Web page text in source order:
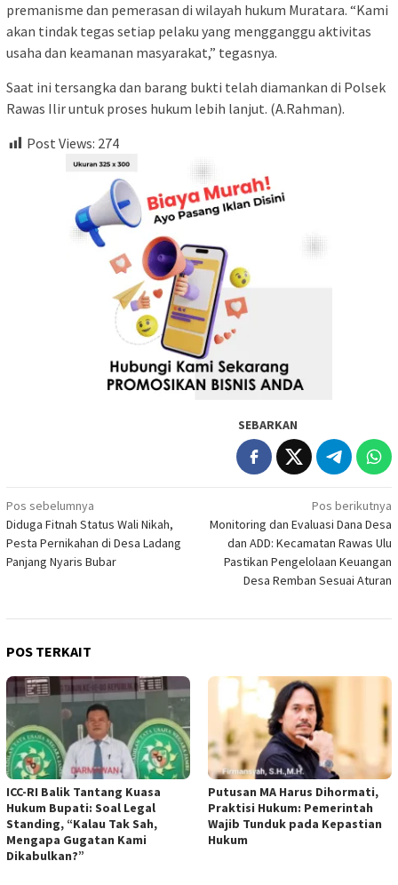
premanisme dan pemerasan di wilayah hukum Muratara. “Kami
akan tindak tegas setiap pelaku yang mengganggu aktivitas
usaha dan keamanan masyarakat,” tegasnya.
Saat ini tersangka dan barang bukti telah diamankan di Polsek
Rawas Ilir untuk proses hukum lebih lanjut. (A.Rahman).
Post Views: 274
SEBARKAN
Navigasi
pos
Pos sebelumnya
Diduga Fitnah Status Wali Nikah,
Pesta Pernikahan di Desa Ladang
Panjang Nyaris Bubar
Pos berikutnya
Monitoring dan Evaluasi Dana Desa
dan ADD: Kecamatan Rawas Ulu
Pastikan Pengelolaan Keuangan
Desa Remban Sesuai Aturan
POS TERKAIT
ICC-RI Balik Tantang Kuasa
Hukum Bupati: Soal Legal
Standing, “Kalau Tak Sah,
Mengapa Gugatan Kami
Dikabulkan?”
Putusan MA Harus Dihormati,
Praktisi Hukum: Pemerintah
Wajib Tunduk pada Kepastian
Hukum